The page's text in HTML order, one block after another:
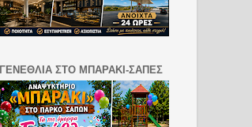
ΓΕΝΕΘΛΙΑ ΣΤΟ ΜΠΑΡΑΚΙ-ΣΑΠΕΣ